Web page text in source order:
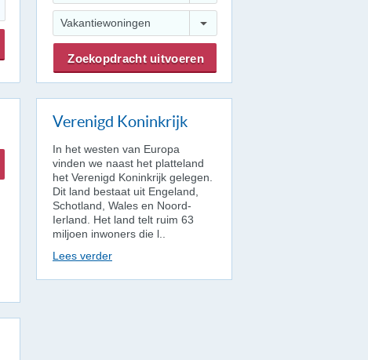
Vakantiewoningen
Verenigd Koninkrijk
In het westen van Europa
vinden we naast het platteland
het Verenigd Koninkrijk gelegen.
Dit land bestaat uit Engeland,
Schotland, Wales en Noord-
Ierland. Het land telt ruim 63
miljoen inwoners die l..
Lees verder